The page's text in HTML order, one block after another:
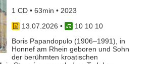
1 CD • 63min • 2023
13.07.2026 •
10 10 10
Boris Papandopulo (1906–1991), in
Honnef am Rhein geboren und Sohn
der berühmten kroatischen